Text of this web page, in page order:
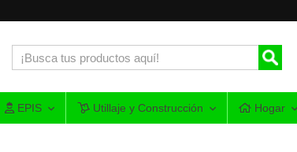
EPIS Utillaje y Construcción Hogar